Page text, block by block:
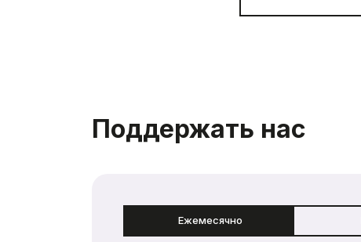
Поддержать нас
Ежемесячно